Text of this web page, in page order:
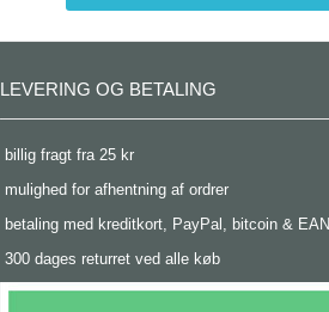
LEVERING OG BETALING
 billig fragt fra 25 kr
 mulighed for afhentning af ordrer
 betaling med kreditkort, PayPal, bitcoin & EAN
 300 dages returret ved alle køb